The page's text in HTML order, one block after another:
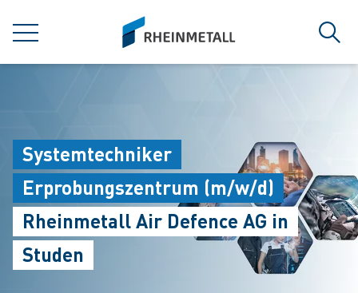
菜单
siteLogo
搜索
Systemtechniker
Erprobungszentrum (m/w/d)
Rheinmetall Air Defence AG in
Studen